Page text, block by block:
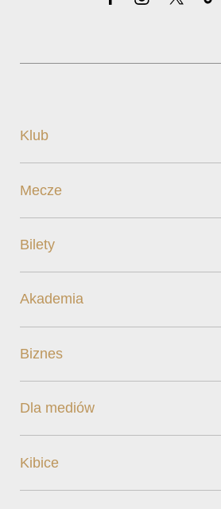
Klub
Mecze
Bilety
Akademia
Biznes
Dla mediów
Kibice